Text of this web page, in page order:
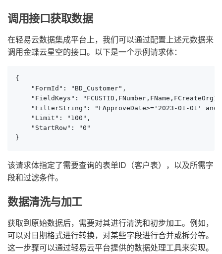
调用接口获取数据
在轻易云数据集成平台上，我们可以通过配置上述元数据来
调用金蝶云星空的接口。以下是一个示例请求体：
{
    "FormId": "BD_Customer",
"FieldKeys":
"FilterString": "FApproveDate>='2023-01-01'
    "Limit": "100",
    "StartRow": "0"
}
该请求体指定了需要查询的表单ID（客户表），以及所需字
段和过滤条件。
数据清洗与加工
获取到原始数据后，需要对其进行清洗和初步加工。例如，
可以对日期格式进行转换，对某些字段进行合并或拆分等。
这一步骤可以通过轻易云平台提供的数据处理工具来实现。